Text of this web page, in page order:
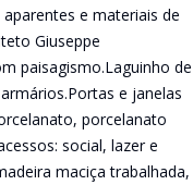
e materiais de
Giuseppe
paisagismo.Laguinho de
e janelas
porcelanato
social, lazer e
maciça trabalhada,